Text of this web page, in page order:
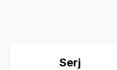
Serj